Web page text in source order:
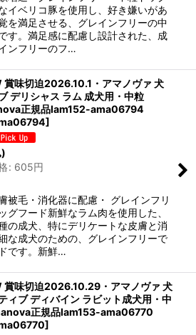
イベリコ豚を使用し、好き嫌いがあ
を満足させる、グレインフリーの中
す。満足感に配慮し設計された、成
ンフリーのフ…
賞味切迫2026.10.1・アマノヴァ 犬
デリシャス ラム 成犬用・中粒
正規品lam152-ama06794
]
: 605円
被毛・消化器に配慮・ グレインフリ
グフード新鮮なラム肉を使用した、
の成犬、特にデリケートな皮膚と消
な成犬のための、グレインフリーで
です。新鮮…
賞味切迫2026.10.29・アマノヴァ 犬
ィブ ディバイン ラビット成犬用・中
正規品lam153-ama06770
]